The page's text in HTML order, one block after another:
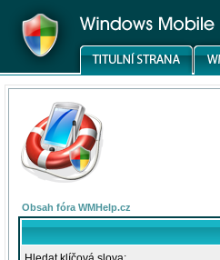
Obsah fóra WMHelp.cz